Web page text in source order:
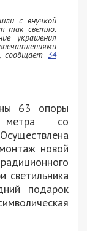
с внучкой
так светло.
украшения
сообщает 34
63 опоры
со
новой
светильника
подарок